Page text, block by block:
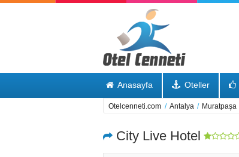
Anasayfa Oteller
Otelcenneti.com / Antalya / Muratpaşa
City Live Hotel